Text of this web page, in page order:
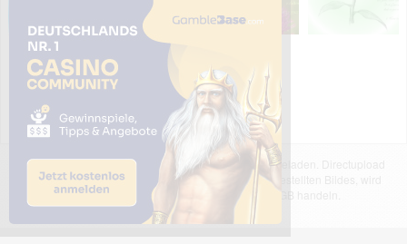
Das dargestellte Bild wurde von einem Nutzer hochgeladen. Directupload
übernimmt keinerlei Haftung für den Inhalt des dargestellten Bildes, wird
jedoch bei Verstößen nach §2(3) unserer AGB handeln.